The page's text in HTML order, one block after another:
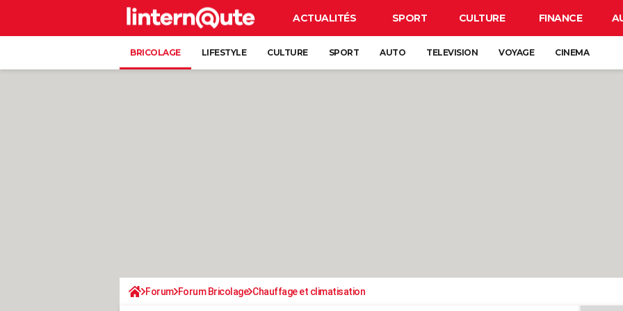
ACTUALITÉS SPORT CULTURE FINANCE
BRICOLAGE LIFESTYLE CULTURE SPORT AUTO TELEVISION VOYAGE CINEMA
Forum Forum Bricolage Chauffage et climatisation